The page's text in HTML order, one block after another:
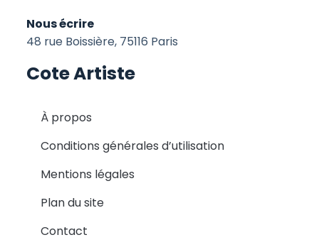
Nous écrire
48 rue Boissière, 75116 Paris
Cote Artiste
À propos
Conditions générales d’utilisation
Mentions légales
Plan du site
Contact